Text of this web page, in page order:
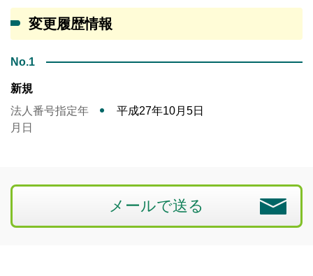
変更履歴情報
No.1
新規
法人番号指定年
月日
平成27年10月5日
メールで送る